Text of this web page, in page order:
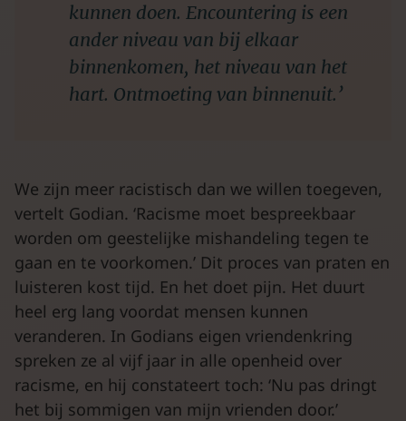
kunnen doen. Encountering is een
ander niveau van bij elkaar
binnenkomen, het niveau van het
hart. Ontmoeting van binnenuit.’
We zijn meer racistisch dan we willen toegeven,
vertelt Godian. ‘Racisme moet bespreekbaar
worden om geestelijke mishandeling tegen te
gaan en te voorkomen.’ Dit proces van praten en
luisteren kost tijd. En het doet pijn. Het duurt
heel erg lang voordat mensen kunnen
veranderen. In Godians eigen vriendenkring
spreken ze al vijf jaar in alle openheid over
racisme, en hij constateert toch: ‘Nu pas dringt
het bij sommigen van mijn vrienden door.’